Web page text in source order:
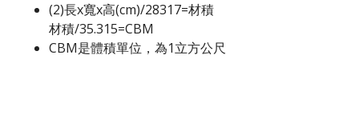
(2)長x寬x高(cm)/28317=材積
材積/35.315=CBM
CBM是體積單位，為1立方公尺